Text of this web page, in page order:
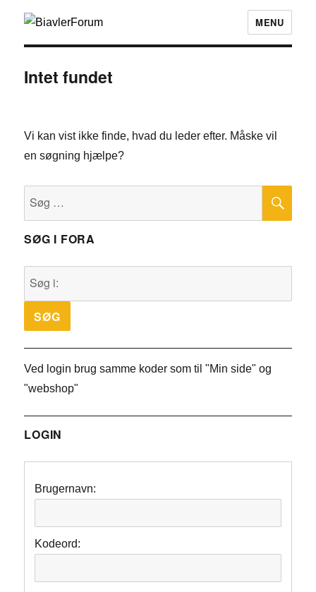
MENU
Intet fundet
Vi kan vist ikke finde, hvad du leder efter. Måske vil
en søgning hjælpe?
SØG I FORA
Ved login brug samme koder som til "Min side" og
"webshop"
LOGIN
Brugernavn:
Kodeord: